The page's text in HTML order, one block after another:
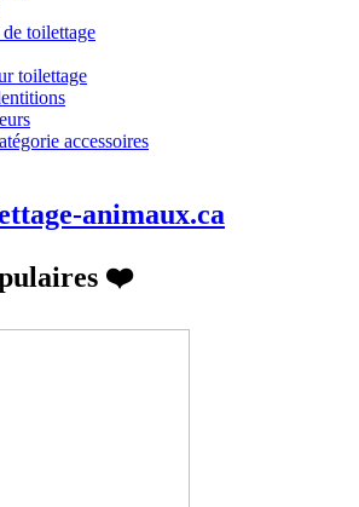
toilettage
toilettage
accessoires
animaux.ca
❤️